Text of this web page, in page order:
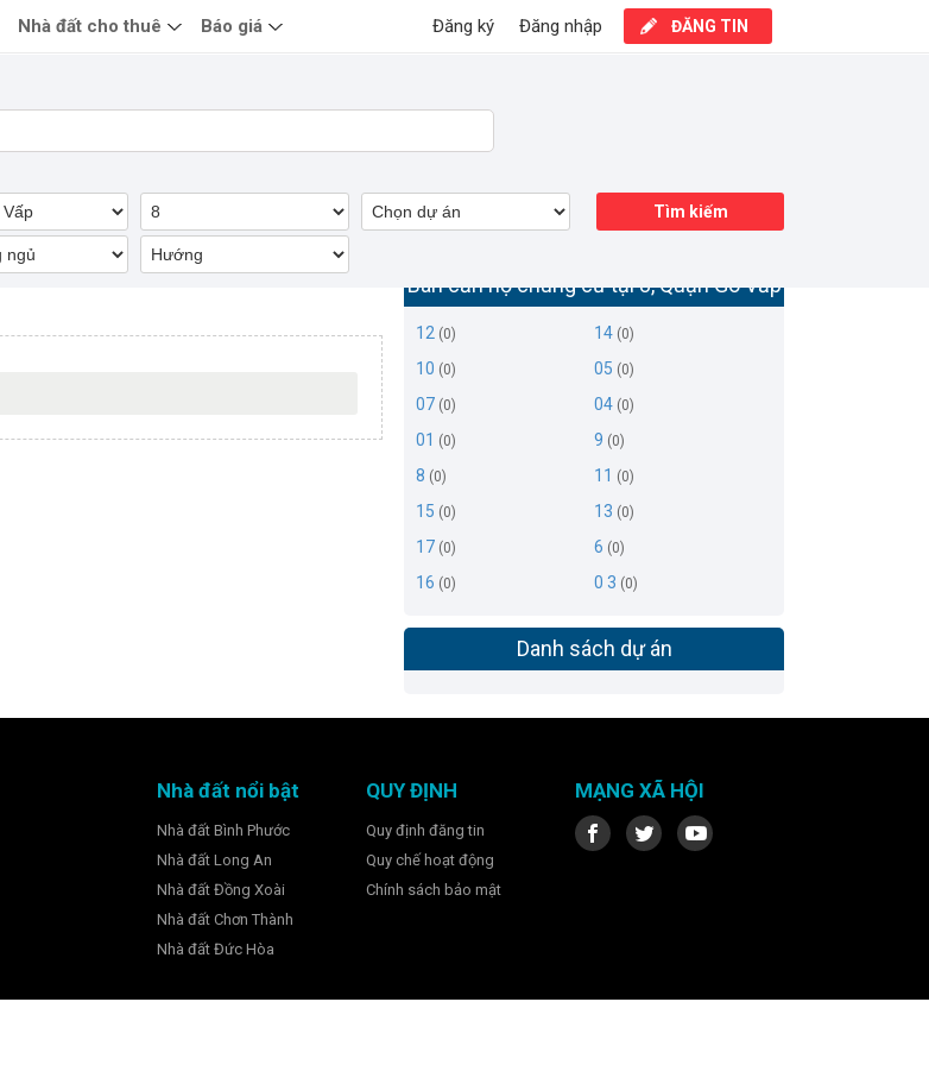
Bán căn hộ chung cư tại 8, Quận Gò Vấp
12 (0) 14 (0)
10 (0) 05 (0)
07 (0) 04 (0)
01 (0) 9 (0)
8 (0) 11 (0)
15 (0) 13 (0)
17 (0) 6 (0)
16 (0) 0 3 (0)
Danh sách dự án
Tìm kiếm
Nhà đất cho thuê Báo giá ĐĂNG TIN
Đăng nhập
Đăng ký
Nhà đất nổi bật
Nhà đất Bình Phước
Nhà đất Long An
Nhà đất Đồng Xoài
Nhà đất Chơn Thành
Nhà đất Đức Hòa
QUY ĐỊNH
Quy định đăng tin
Quy chế hoạt động
Chính sách bảo mật
MẠNG XÃ HỘI